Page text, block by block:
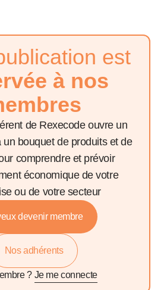
est
à nos
de Rexecode ouvre un
un bouquet de produits et de
comprendre et prévoir
économique de votre
ou de votre secteur
devenir membre
Nos adhérents
? Je me connecte